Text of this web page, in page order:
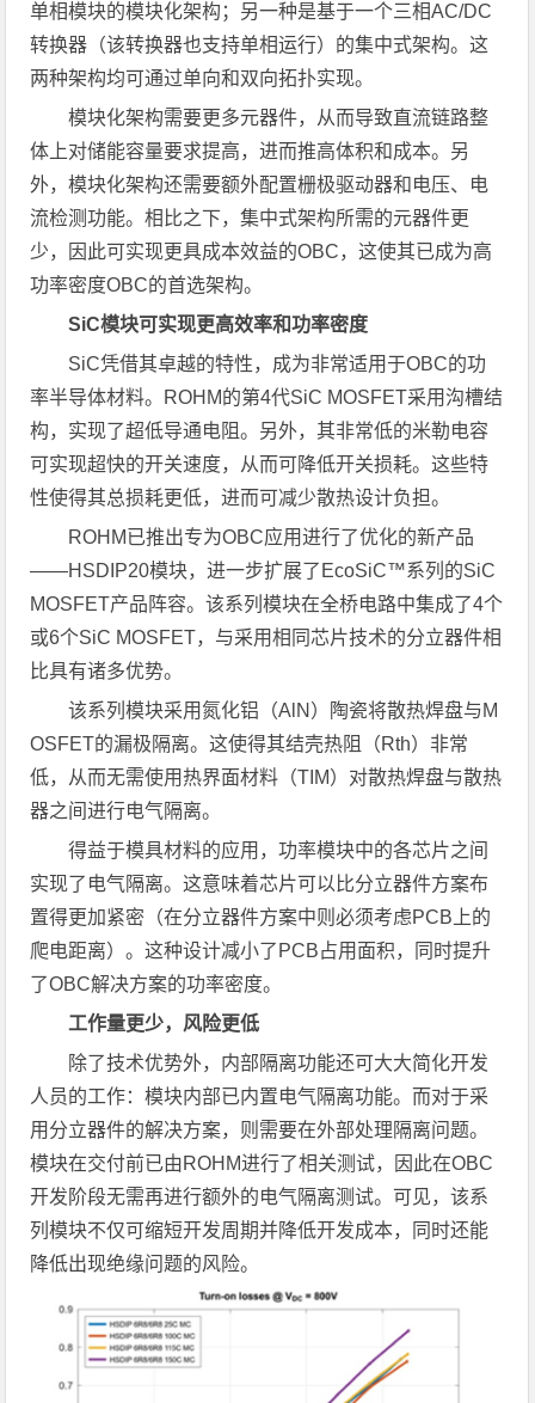
单相模块的模块化架构；另一种是基于一个三相AC/DC
转换器（该转换器也支持单相运行）的集中式架构。这
两种架构均可通过单向和双向拓扑实现。
模块化架构需要更多元器件，从而导致直流链路整
体上对储能容量要求提高，进而推高体积和成本。另
外，模块化架构还需要额外配置栅极驱动器和电压、电
流检测功能。相比之下，集中式架构所需的元器件更
少，因此可实现更具成本效益的OBC，这使其已成为高
功率密度OBC的首选架构。
SiC模块可实现更高效率和功率密度
SiC凭借其卓越的特性，成为非常适用于OBC的功
率半导体材料。ROHM的第4代SiC MOSFET采用沟槽结
构，实现了超低导通电阻。另外，其非常低的米勒电容
可实现超快的开关速度，从而可降低开关损耗。这些特
性使得其总损耗更低，进而可减少散热设计负担。
ROHM已推出专为OBC应用进行了优化的新产品
——HSDIP20模块，进一步扩展了EcoSiC™系列的SiC
MOSFET产品阵容。该系列模块在全桥电路中集成了4个
或6个SiC MOSFET，与采用相同芯片技术的分立器件相
比具有诸多优势。
该系列模块采用氮化铝（AlN）陶瓷将散热焊盘与M
OSFET的漏极隔离。这使得其结壳热阻（Rth）非常
低，从而无需使用热界面材料（TIM）对散热焊盘与散热
器之间进行电气隔离。
得益于模具材料的应用，功率模块中的各芯片之间
实现了电气隔离。这意味着芯片可以比分立器件方案布
置得更加紧密（在分立器件方案中则必须考虑PCB上的
爬电距离）。这种设计减小了PCB占用面积，同时提升
了OBC解决方案的功率密度。
工作量更少，风险更低
除了技术优势外，内部隔离功能还可大大简化开发
人员的工作：模块内部已内置电气隔离功能。而对于采
用分立器件的解决方案，则需要在外部处理隔离问题。
模块在交付前已由ROHM进行了相关测试，因此在OBC
开发阶段无需再进行额外的电气隔离测试。可见，该系
列模块不仅可缩短开发周期并降低开发成本，同时还能
降低出现绝缘问题的风险。